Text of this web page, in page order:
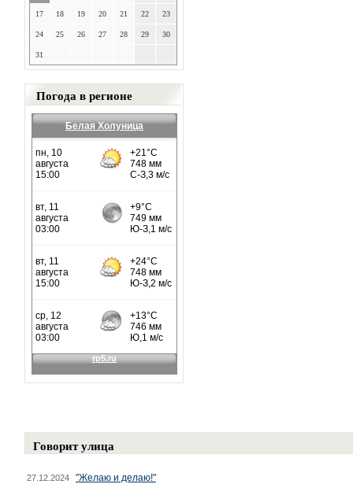
17 18 19 20 21 22 23
24 25 26 27 28 29 30
31
Погода в регионе
Белая Холуница
Говорит улица
27.12.2024 "Желаю и делаю!"